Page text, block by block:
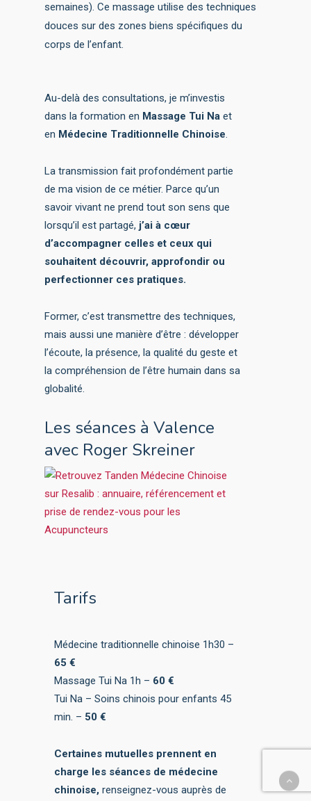
semaines). Ce massage utilise des techniques
douces sur des zones biens spécifiques du
corps de l’enfant.
Au-delà des consultations, je m’investis
dans la formation en Massage Tui Na et
en Médecine Traditionnelle Chinoise.
La transmission fait profondément partie
de ma vision de ce métier. Parce qu’un
savoir vivant ne prend tout son sens que
lorsqu’il est partagé, j’ai à cœur
d’accompagner celles et ceux qui
souhaitent découvrir, approfondir ou
perfectionner ces pratiques.
Former, c’est transmettre des techniques,
mais aussi une manière d’être : développer
l’écoute, la présence, la qualité du geste et
la compréhension de l’être humain dans sa
globalité.
Les séances à Valence
avec Roger Skreiner
Tarifs
Médecine traditionnelle chinoise 1h30 –
65 €
Massage Tui Na 1h – 60 €
Tui Na – Soins chinois pour enfants 45
min. – 50 €
Certaines mutuelles prennent en
charge les séances de médecine
chinoise,renseignez-vous auprès de